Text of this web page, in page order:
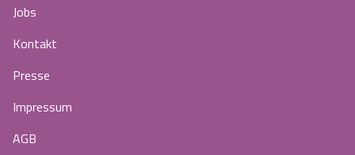
Jobs
Kontakt
Presse
Impressum
AGB